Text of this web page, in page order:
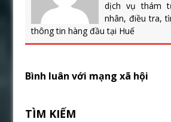
dịch vụ thám
nhân, điều tra,
thông tin hàng đầu tại Huế
Bình luân với mạng xã hội
TÌM KIẾM